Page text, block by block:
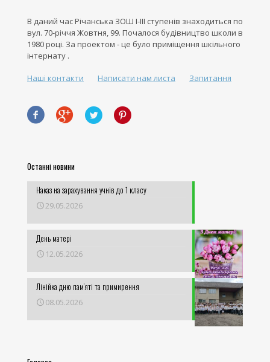
В даний час Річанська ЗОШ І-ІІІ ступенів знаходиться по
вул. 70-річчя Жовтня, 99. Почалося будівництво школи в
1980 році. За проектом - це було приміщення шкільного
інтернату .
Наші контакти Написати нам листа Запитання
Останні новини
Наказ на зарахування учнів до 1 класу
29.05.2026
День матері
12.05.2026
Лінійка дню пам’яті та примирення
08.05.2026